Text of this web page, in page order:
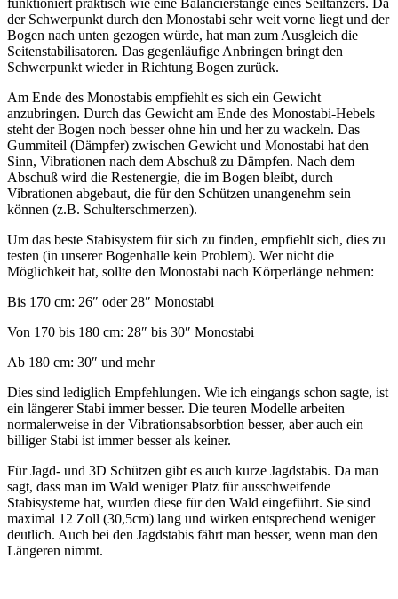
funktioniert praktisch wie eine Balancierstange eines Seiltänzers. Da
der Schwerpunkt durch den Monostabi sehr weit vorne liegt und der
Bogen nach unten gezogen würde, hat man zum Ausgleich die
Seitenstabilisatoren. Das gegenläufige Anbringen bringt den
Schwerpunkt wieder in Richtung Bogen zurück.
Am Ende des Monostabis empfiehlt es sich ein Gewicht
anzubringen. Durch das Gewicht am Ende des Monostabi-Hebels
steht der Bogen noch besser ohne hin und her zu wackeln. Das
Gummiteil (Dämpfer) zwischen Gewicht und Monostabi hat den
Sinn, Vibrationen nach dem Abschuß zu Dämpfen. Nach dem
Abschuß wird die Restenergie, die im Bogen bleibt, durch
Vibrationen abgebaut, die für den Schützen unangenehm sein
können (z.B. Schulterschmerzen).
Um das beste Stabisystem für sich zu finden, empfiehlt sich, dies zu
testen (in unserer Bogenhalle kein Problem). Wer nicht die
Möglichkeit hat, sollte den Monostabi nach Körperlänge nehmen:
Bis 170 cm: 26″ oder 28″ Monostabi
Von 170 bis 180 cm: 28″ bis 30″ Monostabi
Ab 180 cm: 30″ und mehr
Dies sind lediglich Empfehlungen. Wie ich eingangs schon sagte, ist
ein längerer Stabi immer besser. Die teuren Modelle arbeiten
normalerweise in der Vibrationsabsorbtion besser, aber auch ein
billiger Stabi ist immer besser als keiner.
Für Jagd- und 3D Schützen gibt es auch kurze Jagdstabis. Da man
sagt, dass man im Wald weniger Platz für ausschweifende
Stabisysteme hat, wurden diese für den Wald eingeführt. Sie sind
maximal 12 Zoll (30,5cm) lang und wirken entsprechend weniger
deutlich. Auch bei den Jagdstabis fährt man besser, wenn man den
Längeren nimmt.